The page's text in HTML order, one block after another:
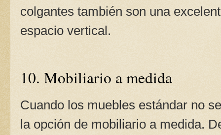
colgantes también son una
espacio vertical.
10. Mobiliario a medida
Cuando los muebles estándar no
la opción de mobiliario a medida.